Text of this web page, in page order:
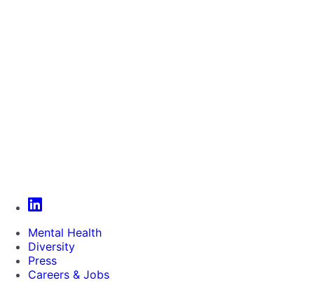
Mental Health
Diversity
Press
Careers & Jobs